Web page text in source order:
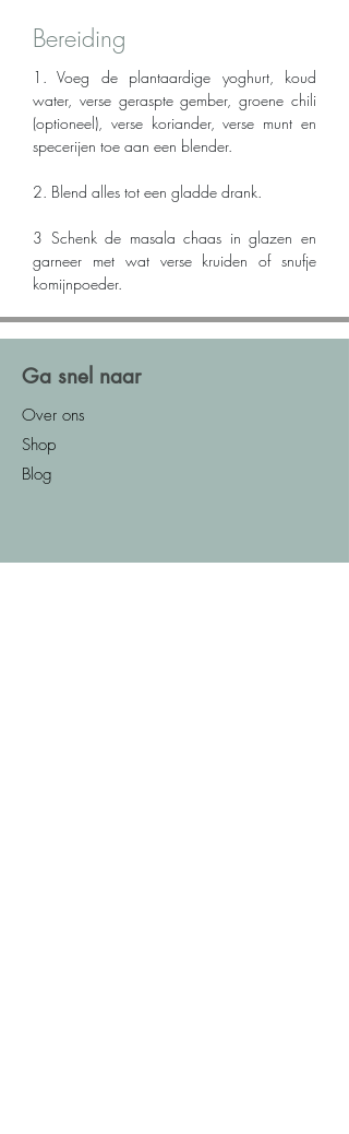
Bereiding
1. Voeg de plantaardige yoghurt, koud
water, verse geraspte gember, groene chili
(optioneel), verse koriander, verse munt en
specerijen toe aan een blender.
2. Blend alles tot een gladde drank.
3 Schenk de masala chaas in glazen en
garneer met wat verse kruiden of snufje
komijnpoeder.
Ga snel naar
Over ons
Shop
Blog